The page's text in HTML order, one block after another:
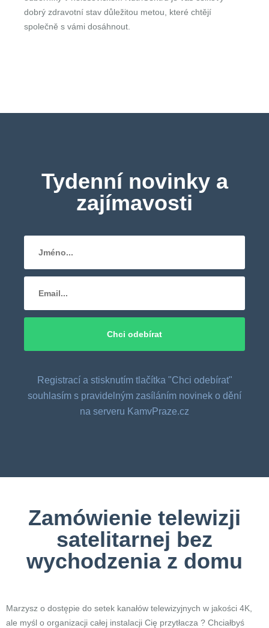
dobrý zdravotní stav důležitou metou, které chtějí
společně s vámi dosáhnout.
Tydenní novinky a
zajímavosti
Registrací a stisknutím tlačítka "Chci odebírat"
souhlasím s pravidelným zasíláním novinek o dění
na serveru KamvPraze.cz
Zamówienie telewizji
satelitarnej bez
wychodzenia z domu
Marzysz o dostępie do setek kanałów telewizyjnych w jakości 4K,
ale myśl o organizacji całej instalacji Cię przytłacza ? Chciałbyś